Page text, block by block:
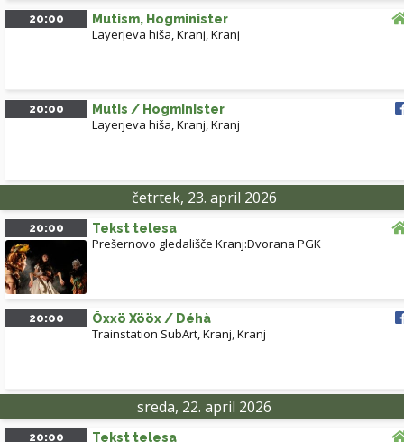
20:00 Mutism, Hogminister
Layerjeva hiša, Kranj,Kranj
20:00 Mutis / Hogminister
Layerjeva hiša, Kranj,Kranj
četrtek, 23. april 2026
20:00 Tekst telesa
Prešernovo gledališče Kranj:Dvorana PGK
20:00 Öxxö Xööx / Déhà
Trainstation SubArt, Kranj,Kranj
sreda, 22. april 2026
20:00 Tekst telesa